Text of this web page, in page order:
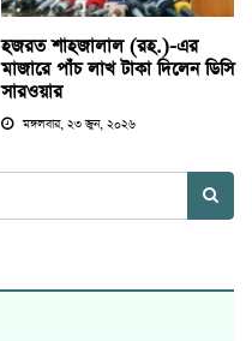
হজরত শাহজালাল (রহ.)-এর
মাজারে পাঁচ লাখ টাকা দিলেন ডিসি
সারওয়ার
মঙ্গলবার, ২৩ জুন, ২০২৬